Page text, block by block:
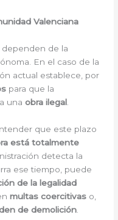
Valenciana
dependen de la
En el caso de la
actual establece, por
para que la
unaobra ilegal
que este plazo
está totalmente
detecta la
ese tiempo, puede
de la legalidad
multas coercitivas o,
de demolición